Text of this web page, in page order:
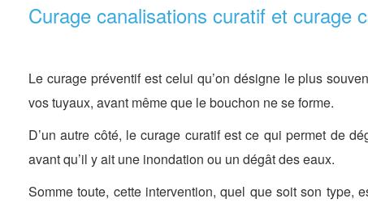
Curage canalisations curatif et curage
Le curage préventif est celui qu’on désigne le plus
vos tuyaux, avant même que le bouchon ne se forme.
D’un autre côté, le curage curatif est ce qui permet de
avant qu’il y ait une inondation ou un dégât des eaux.
Somme toute, cette intervention, quel que soit son type,